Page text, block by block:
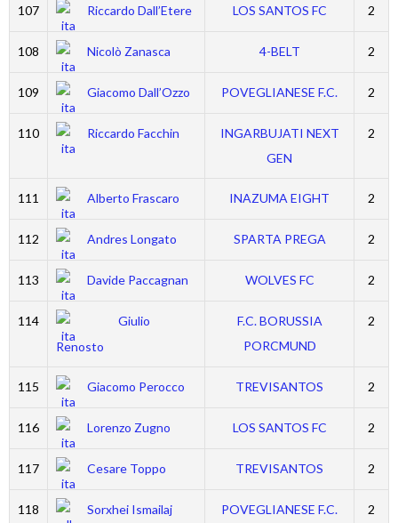
107 Riccardo Dall’Etere LOS SANTOS FC 2
108 Nicolò Zanasca 4-BELT 2
109 Giacomo Dall’Ozzo POVEGLIANESE F.C. 2
110 Riccardo Facchin
INGARBUJATI NEXT
GEN
2
111 Alberto Frascaro INAZUMA EIGHT 2
112 Andres Longato SPARTA PREGA 2
113 Davide Paccagnan WOLVES FC 2
114
Giulio
Renosto
F.C. BORUSSIA
PORCMUND
2
115 Giacomo Perocco TREVISANTOS 2
116 Lorenzo Zugno LOS SANTOS FC 2
117 Cesare Toppo TREVISANTOS 2
118 Sorxhei Ismailaj POVEGLIANESE F.C. 2